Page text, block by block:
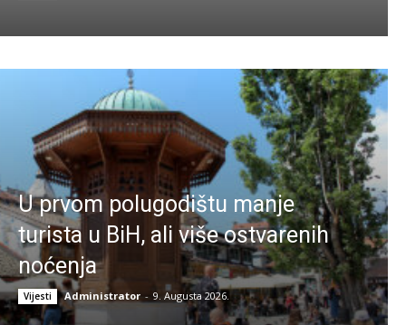
U prvom polugodištu manje
turista u BiH, ali više ostvarenih
noćenja
Vijesti Administrator - 9. Augusta 2026.